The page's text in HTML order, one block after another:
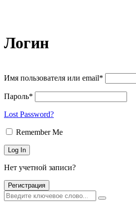
Логин
Имя пользователя или email*
Пароль*
Lost Password?
Remember Me
Нет учетной записи?
Регистрация